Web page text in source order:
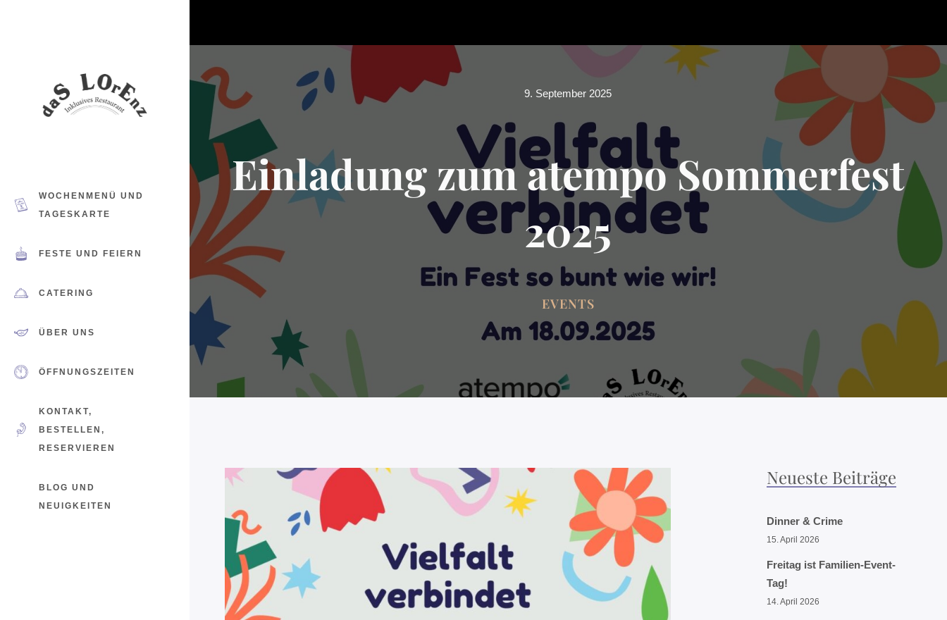
WOCHENMENÜ UND
TAGESKARTE
FESTE UND FEIERN
CATERING
ÜBER UNS
ÖFFNUNGSZEITEN
KONTAKT,
BESTELLEN,
RESERVIEREN
BLOG UND
NEUIGKEITEN
9. September 2025
Einladung zum atempo Sommerfest
2025
EVENTS
Neueste Beiträge
Dinner & Crime
15. April 2026
Freitag ist Familien-Event-
Tag!
14. April 2026